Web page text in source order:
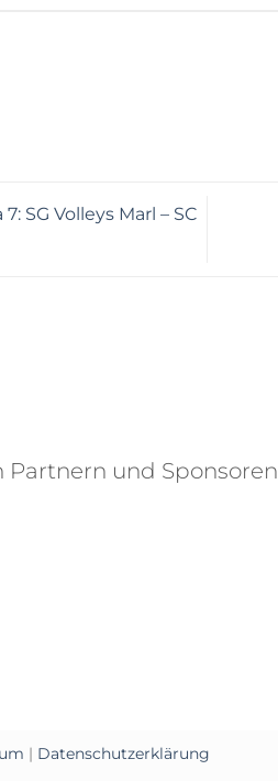
SG Volleys Marl – SC
und Sponsoren
| Datenschutzerklärung